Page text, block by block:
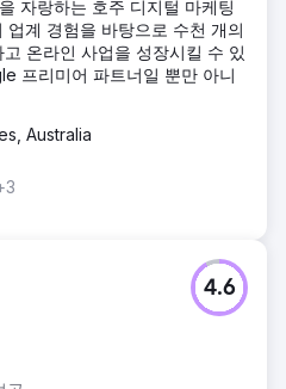
트래픽 및 전환(판매)을 높이기
계획을 세웠습니다.
사이트를 통해 MNF4x4에서
다. 검색 엔진에 맞게 웹사이트
Google Ads를 수행한 결과
습니다.
자랑하는 호주 디지털 마케팅
업계 경험을 바탕으로 수천 개의
온라인 사업을 성장시킬 수 있
프리미어 파트너일 뿐만 아니
Australia
4.6